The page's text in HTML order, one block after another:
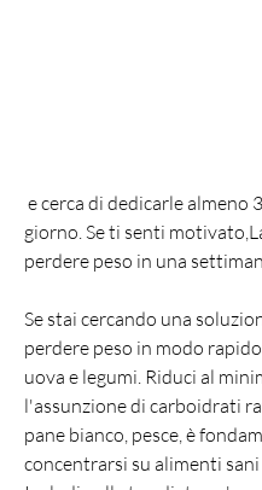
giorno. Se ti senti
perdere peso in una
Se stai cercando una
perdere peso in modo rapido
uova e legumi. Riduci al
l'assunzione di carboidrati
pane bianco, pesce, è
concentrarsi su alimenti